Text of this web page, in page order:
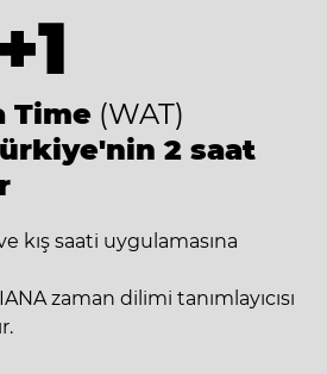
Time (WAT)
2 saat
kış saati uygulamasına
zaman dilimi tanımlayıcısı